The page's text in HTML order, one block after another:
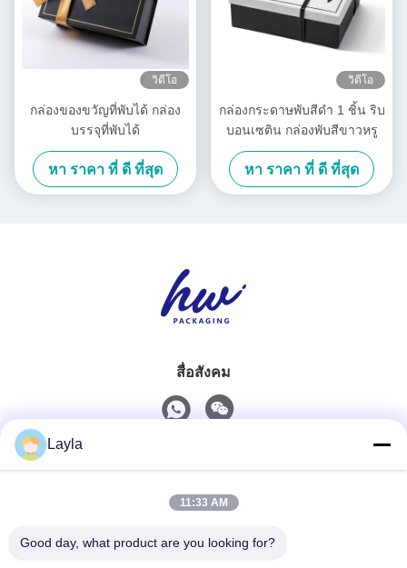
วิดีโอ
กล่องของขวัญที่พับได้ กล่อง
บรรจุที่พับได้
หา ราคา ที่ ดี ที่สุด
วิดีโอ
กล่องกระดาษพับสีดํา 1 ชิ้น ริบ
บอนเซติน กล่องพับสีขาวหรู
หา ราคา ที่ ดี ที่สุด
สื่อสังคม
0086-18688885859
Layla
11:33 AM
Good day, what product are you looking for?